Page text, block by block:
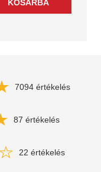
7094 értékelés
87 értékelés
22 értékelés